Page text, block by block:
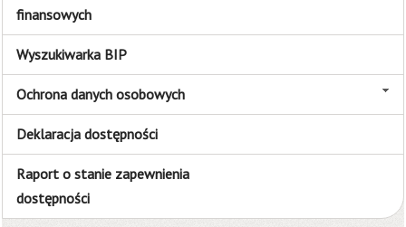
finansowych
Wyszukiwarka BIP
Ochrona danych osobowych
Deklaracja dostępności
Raport o stanie zapewnienia
dostępności